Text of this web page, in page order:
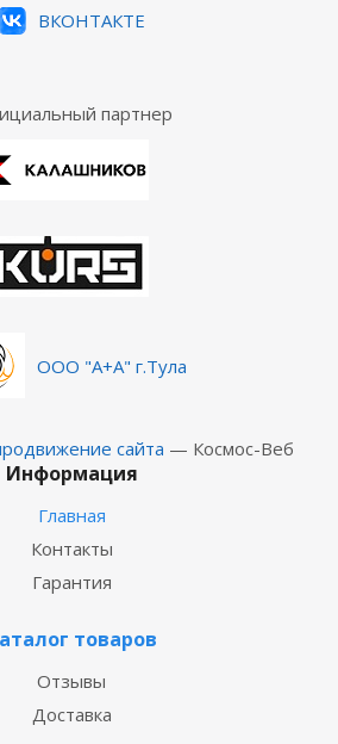
ВКОНТАКТЕ
партнер
ООО "А+А" г.Тула
сайта — Космос-Веб
Информация
Главная
Контакты
Гарантия
товаров
Отзывы
Доставка